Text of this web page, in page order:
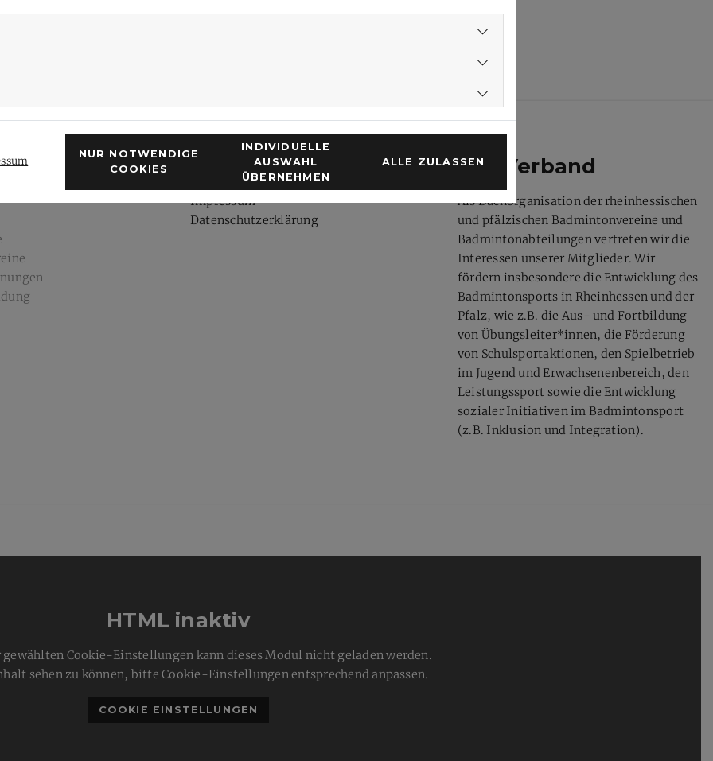
Rechtliches
Impressum
Datenschutzerklärung
Der Verband
Als Dachorganisation der rheinhessischen
und pfälzischen Badmintonvereine und
Badmintonabteilungen vertreten wir die
Interessen unserer Mitglieder. Wir
fördern insbesondere die Entwicklung des
Badmintonsports in Rheinhessen und der
Pfalz, wie z.B. die Aus- und Fortbildung
von Übungsleiter*innen, die Förderung
von Schulsportaktionen, den Spielbetrieb
im Jugend und Erwachsenenbereich, den
Leistungssport sowie die Entwicklung
sozialer Initiativen im Badmintonsport
(z.B. Inklusion und Integration).
HTML inaktiv
Cookie-Einstellungen kann dieses Modul nicht geladen werden.
sehen zu können, bitte Cookie-Einstellungen entsprechend anpassen.
COOKIE EINSTELLUNGEN
NUR NOTWENDIGE
COOKIES
INDIVIDUELLE
AUSWAHL
ÜBERNEHMEN
ALLE ZULASSEN